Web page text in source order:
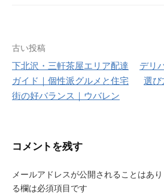
投
稿
ナ
シ
古い投稿
下北沢・三軒茶屋エリア配達
ガイド｜個性派グルメと住宅
街の好バランス｜ウバレン
デリ
選び
コメントを残す
メールアドレスが公開されることはあり
る欄は必須項目です